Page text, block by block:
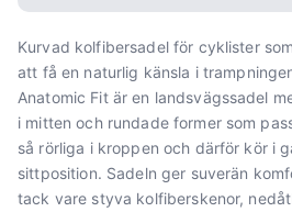
Kurvad kolfibersadel för cyklister
att få en naturlig känsla i
Anatomic Fit är en landsvägssadel
i mitten och rundade former som
så rörliga i kroppen och därför kör i
sittposition. Sadeln ger suverän
tack vare styva kolfiberskenor,